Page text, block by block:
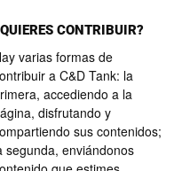
CONTRIBUIR?
varias formas de
a C&D Tank: la
accediendo a la
disfrutando y
sus contenidos;
segunda, enviándonos